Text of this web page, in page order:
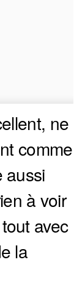
ne
comme
aussi
à voir
avec
la